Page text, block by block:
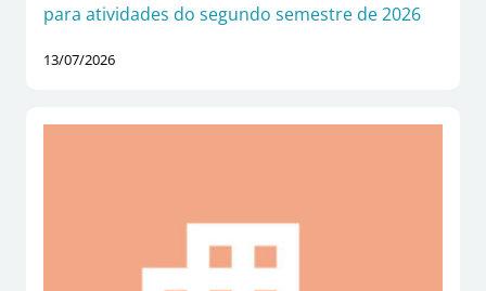
para atividades do segundo semestre de 2026
13/07/2026